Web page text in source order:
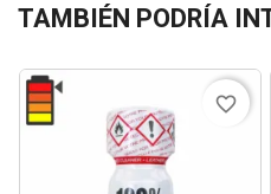
TAMBIÉN PODRÍA
favorite_border